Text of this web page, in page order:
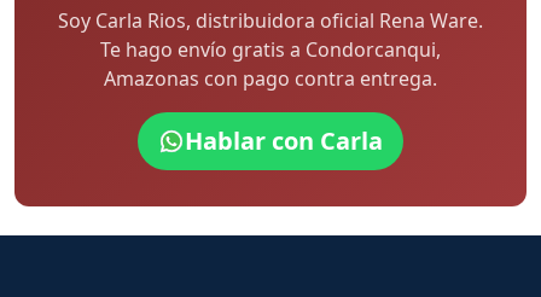
Soy Carla Rios, distribuidora oficial Rena Ware.
Te hago envío gratis a Condorcanqui,
Amazonas con pago contra entrega.
Hablar con Carla